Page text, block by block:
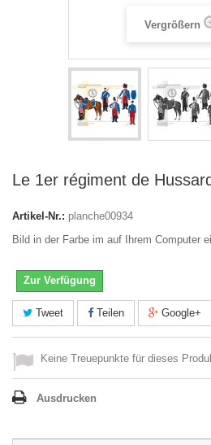
Vergrößern
Le 1er régiment de
Artikel-Nr.: planche00934
Bild in der Farbe im auf Ihrem Computer
Zur Verfügung
Tweet Teilen Google+
Keine Treuepunkte für dieses
Ausdrucken